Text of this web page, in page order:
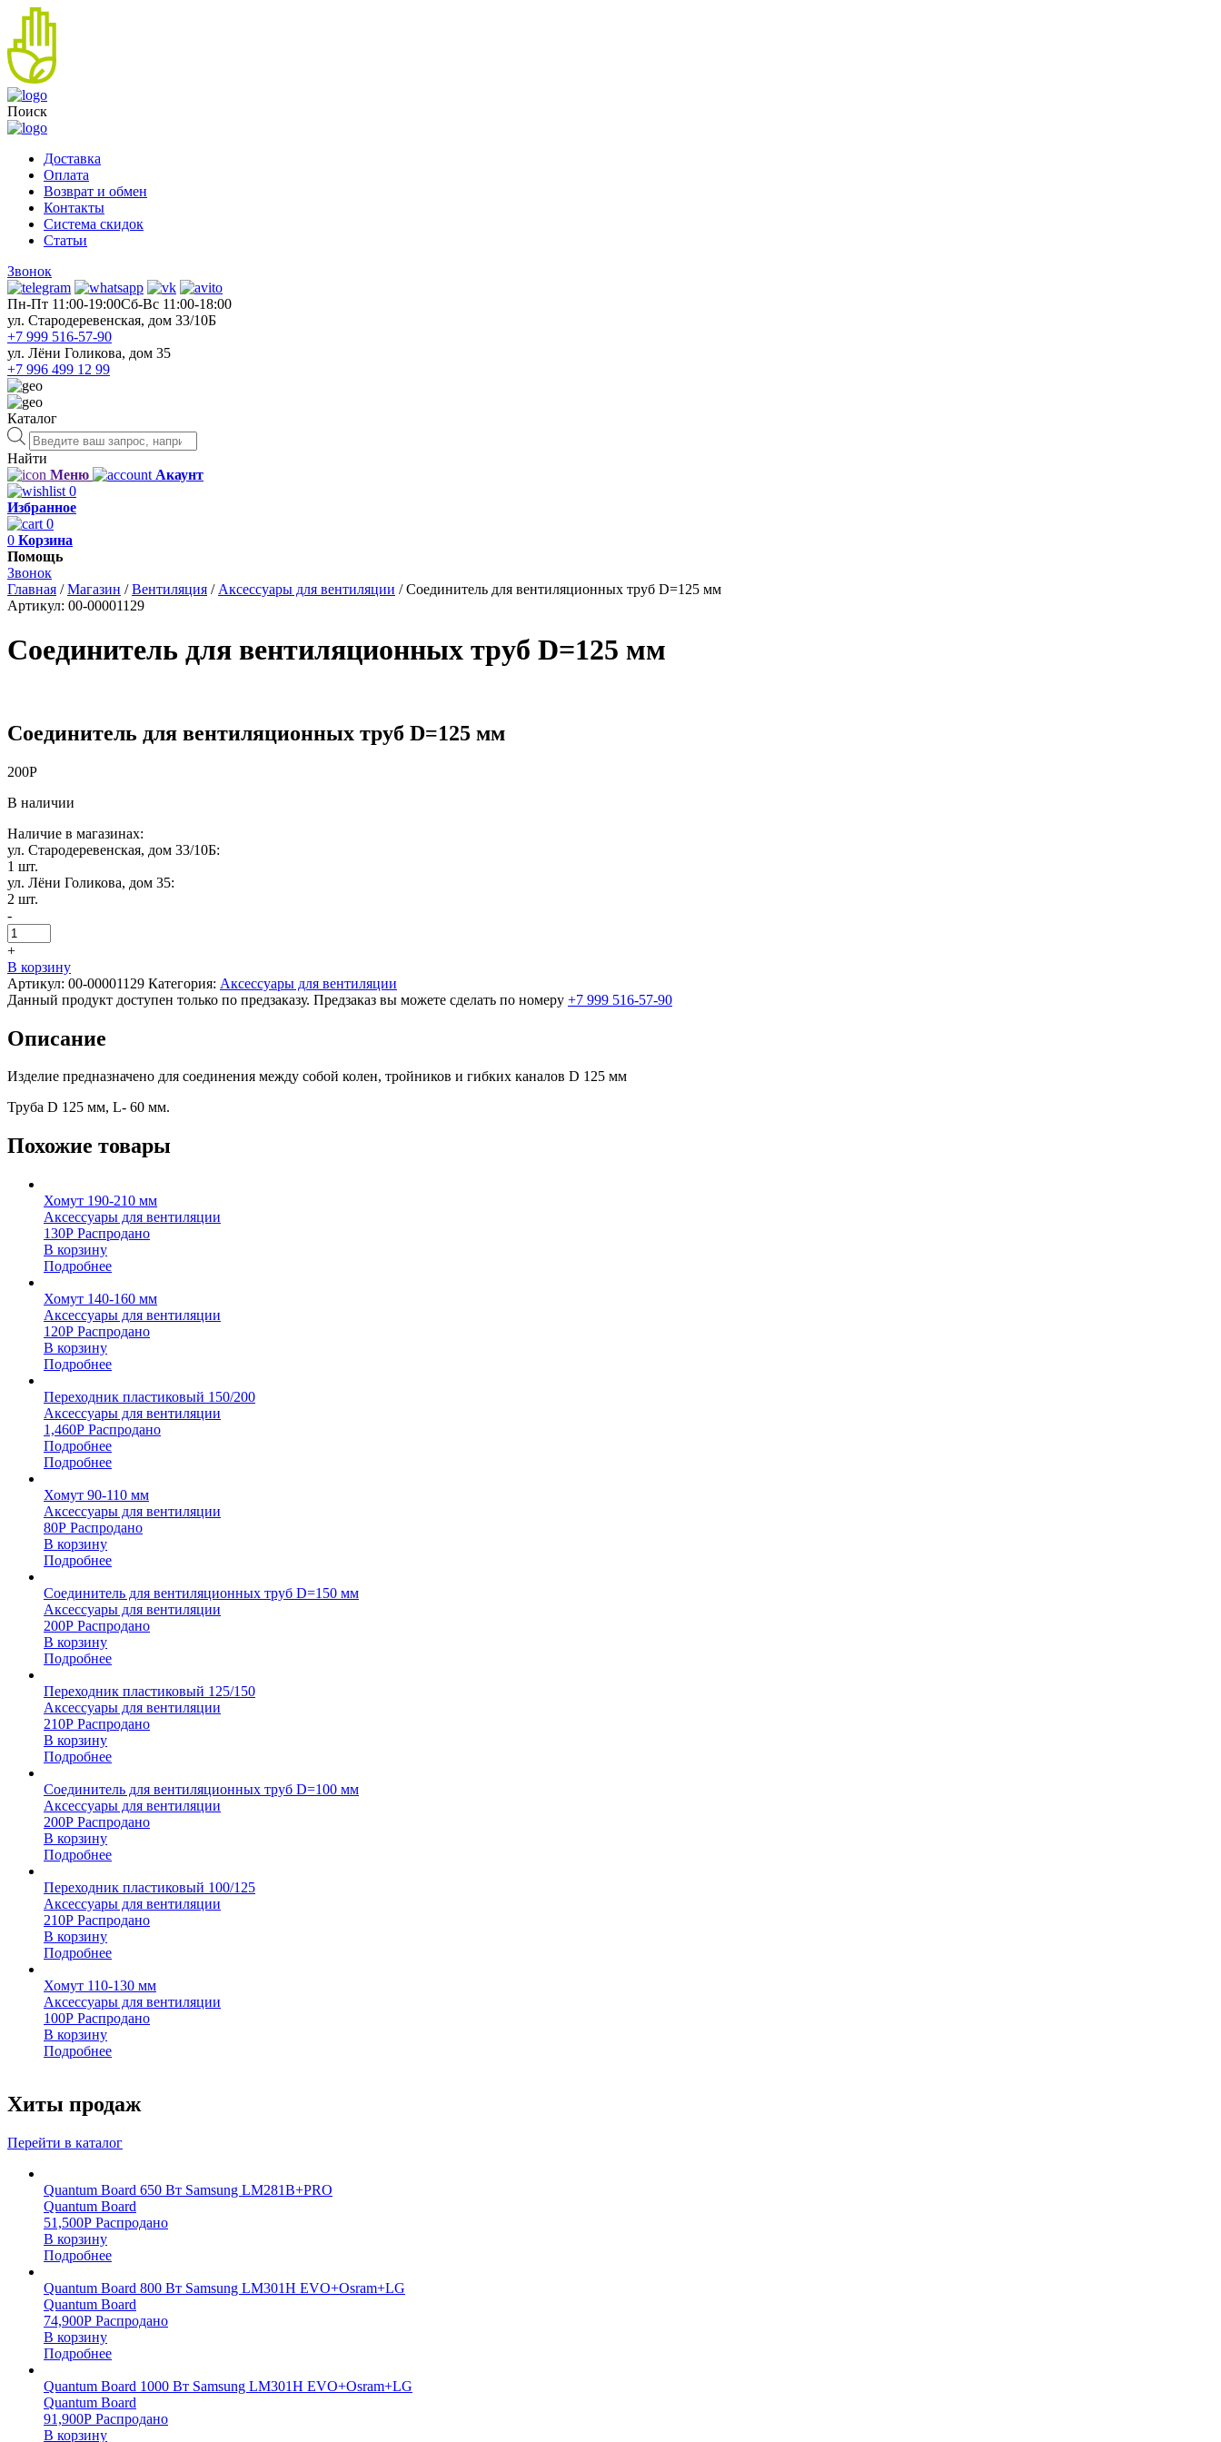
Поиск
Доставка
Оплата
Возврат и обмен
Контакты
Система скидок
Статьи
Звонок
Пн-Пт 11:00-19:00Cб-Вс 11:00-18:00
ул. Стародеревенская, дом 33/10Б
+7 999 516-57-90
ул. Лёни Голикова, дом 35
+7 996 499 12 99
Каталог
Поиск
товаров
Найти
Меню
Акаунт
0
Избранное
0
0 Корзина
Помощь
Звонок
Главная /Магазин /Вентиляция / Аксессуары для вентиляции /Соединитель для вентиляционных труб D=125 мм
Артикул: 00-00001129
Соединитель для вентиляционных труб D=125 мм
Соединитель для вентиляционных труб D=125 мм
200Р
В наличии
Наличие в магазинах:
ул. Стародеревенская, дом 33/10Б:
1 шт.
ул. Лёни Голикова, дом 35:
2 шт.
-
+
В корзину
Артикул: 00-00001129 Категория: Аксессуары для вентиляции
Данный продукт доступен только по предзаказу. Предзаказ вы можете сделать по номеру +7 999 516-57-90
Описание
Изделие предназначено для соединения между собой колен, тройников и гибких каналов D 125 мм
Труба D 125 мм, L- 60 мм.
Похожие товары
Хомут 190-210 мм
Аксессуары для вентиляции
130Р Распродано
В корзину
Подробнее
Хомут 140-160 мм
Аксессуары для вентиляции
120Р Распродано
В корзину
Подробнее
Переходник пластиковый 150/200
Аксессуары для вентиляции
1,460Р Распродано
Подробнее
Подробнее
Хомут 90-110 мм
Аксессуары для вентиляции
80Р Распродано
В корзину
Подробнее
Соединитель для вентиляционных труб D=150 мм
Аксессуары для вентиляции
200Р Распродано
В корзину
Подробнее
Переходник пластиковый 125/150
Аксессуары для вентиляции
210Р Распродано
В корзину
Подробнее
Соединитель для вентиляционных труб D=100 мм
Аксессуары для вентиляции
200Р Распродано
В корзину
Подробнее
Переходник пластиковый 100/125
Аксессуары для вентиляции
210Р Распродано
В корзину
Подробнее
Хомут 110-130 мм
Аксессуары для вентиляции
100Р Распродано
В корзину
Подробнее
Хиты продаж
Перейти в каталог
Quantum Board 650 Вт Samsung LM281B+PRO
Quantum Board
51,500Р Распродано
В корзину
Подробнее
Quantum Board 800 Вт Samsung LM301H EVO+Osram+LG
Quantum Board
74,900Р Распродано
В корзину
Подробнее
Quantum Board 1000 Вт Samsung LM301H EVO+Osram+LG
Quantum Board
91,900Р Распродано
В корзину